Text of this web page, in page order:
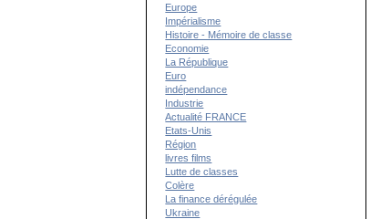
Europe
Impérialisme
Histoire - Mémoire de classe
Economie
La République
Euro
indépendance
Industrie
Actualité FRANCE
Etats-Unis
Région
livres films
Lutte de classes
Colère
La finance dérégulée
Ukraine